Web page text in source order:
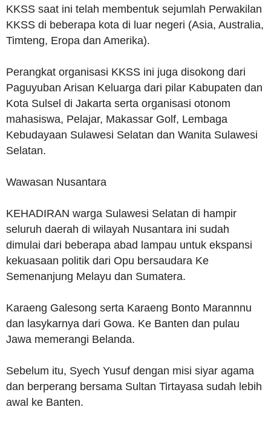
KKSS saat ini telah membentuk sejumlah Perwakilan
KKSS di beberapa kota di luar negeri (Asia, Australia,
Timteng, Eropa dan Amerika).
Perangkat organisasi KKSS ini juga disokong dari
Paguyuban Arisan Keluarga dari pilar Kabupaten dan
Kota Sulsel di Jakarta serta organisasi otonom
mahasiswa, Pelajar, Makassar Golf, Lembaga
Kebudayaan Sulawesi Selatan dan Wanita Sulawesi
Selatan.
Wawasan Nusantara
KEHADIRAN warga Sulawesi Selatan di hampir
seluruh daerah di wilayah Nusantara ini sudah
dimulai dari beberapa abad lampau untuk ekspansi
kekuasaan politik dari Opu bersaudara Ke
Semenanjung Melayu dan Sumatera.
Karaeng Galesong serta Karaeng Bonto Marannnu
dan lasykarnya dari Gowa. Ke Banten dan pulau
Jawa memerangi Belanda.
Sebelum itu, Syech Yusuf dengan misi siyar agama
dan berperang bersama Sultan Tirtayasa sudah lebih
awal ke Banten.